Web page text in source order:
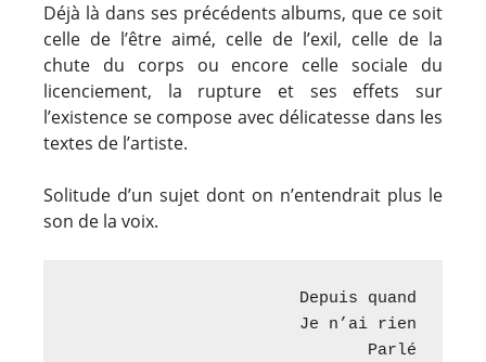
Déjà là dans ses précédents albums, que ce soit
celle de l’être aimé, celle de l’exil, celle de la
chute du corps ou encore celle sociale du
licenciement, la rupture et ses effets sur
l’existence se compose avec délicatesse dans les
textes de l’artiste.
Solitude d’un sujet dont on n’entendrait plus le
son de la voix.
Depuis quand
Je n’ai rien
Parlé